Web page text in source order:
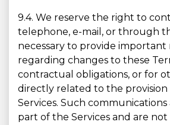
9.4. We reserve the right to
telephone, e-mail, or through
necessary to provide important
regarding changes to these
contractual obligations, or for
directly related to the provision
Services. Such communications
part of the Services and are not